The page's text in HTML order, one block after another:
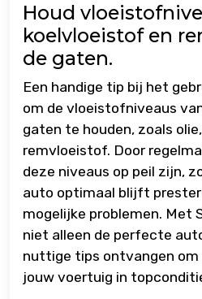
Houd
koelvloeistof en
de gaten.
Een handige tip bij het
om de vloeistofniveaus
gaten te houden, zoals
remvloeistof. Door
deze niveaus op peil zijn,
auto optimaal blijft
mogelijke problemen. Met
niet alleen de perfecte
nuttige tips ontvangen
jouw voertuig in